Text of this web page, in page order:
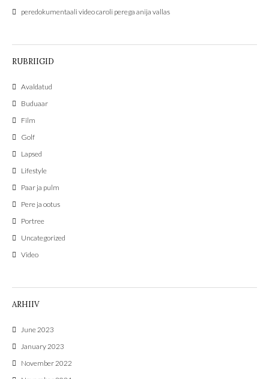
peredokumentaali video caroli perega anija vallas
RUBRIIGID
Avaldatud
Buduaar
Film
Golf
Lapsed
Lifestyle
Paar ja pulm
Pere ja ootus
Portree
Uncategorized
Video
ARHIIV
June 2023
January 2023
November 2022